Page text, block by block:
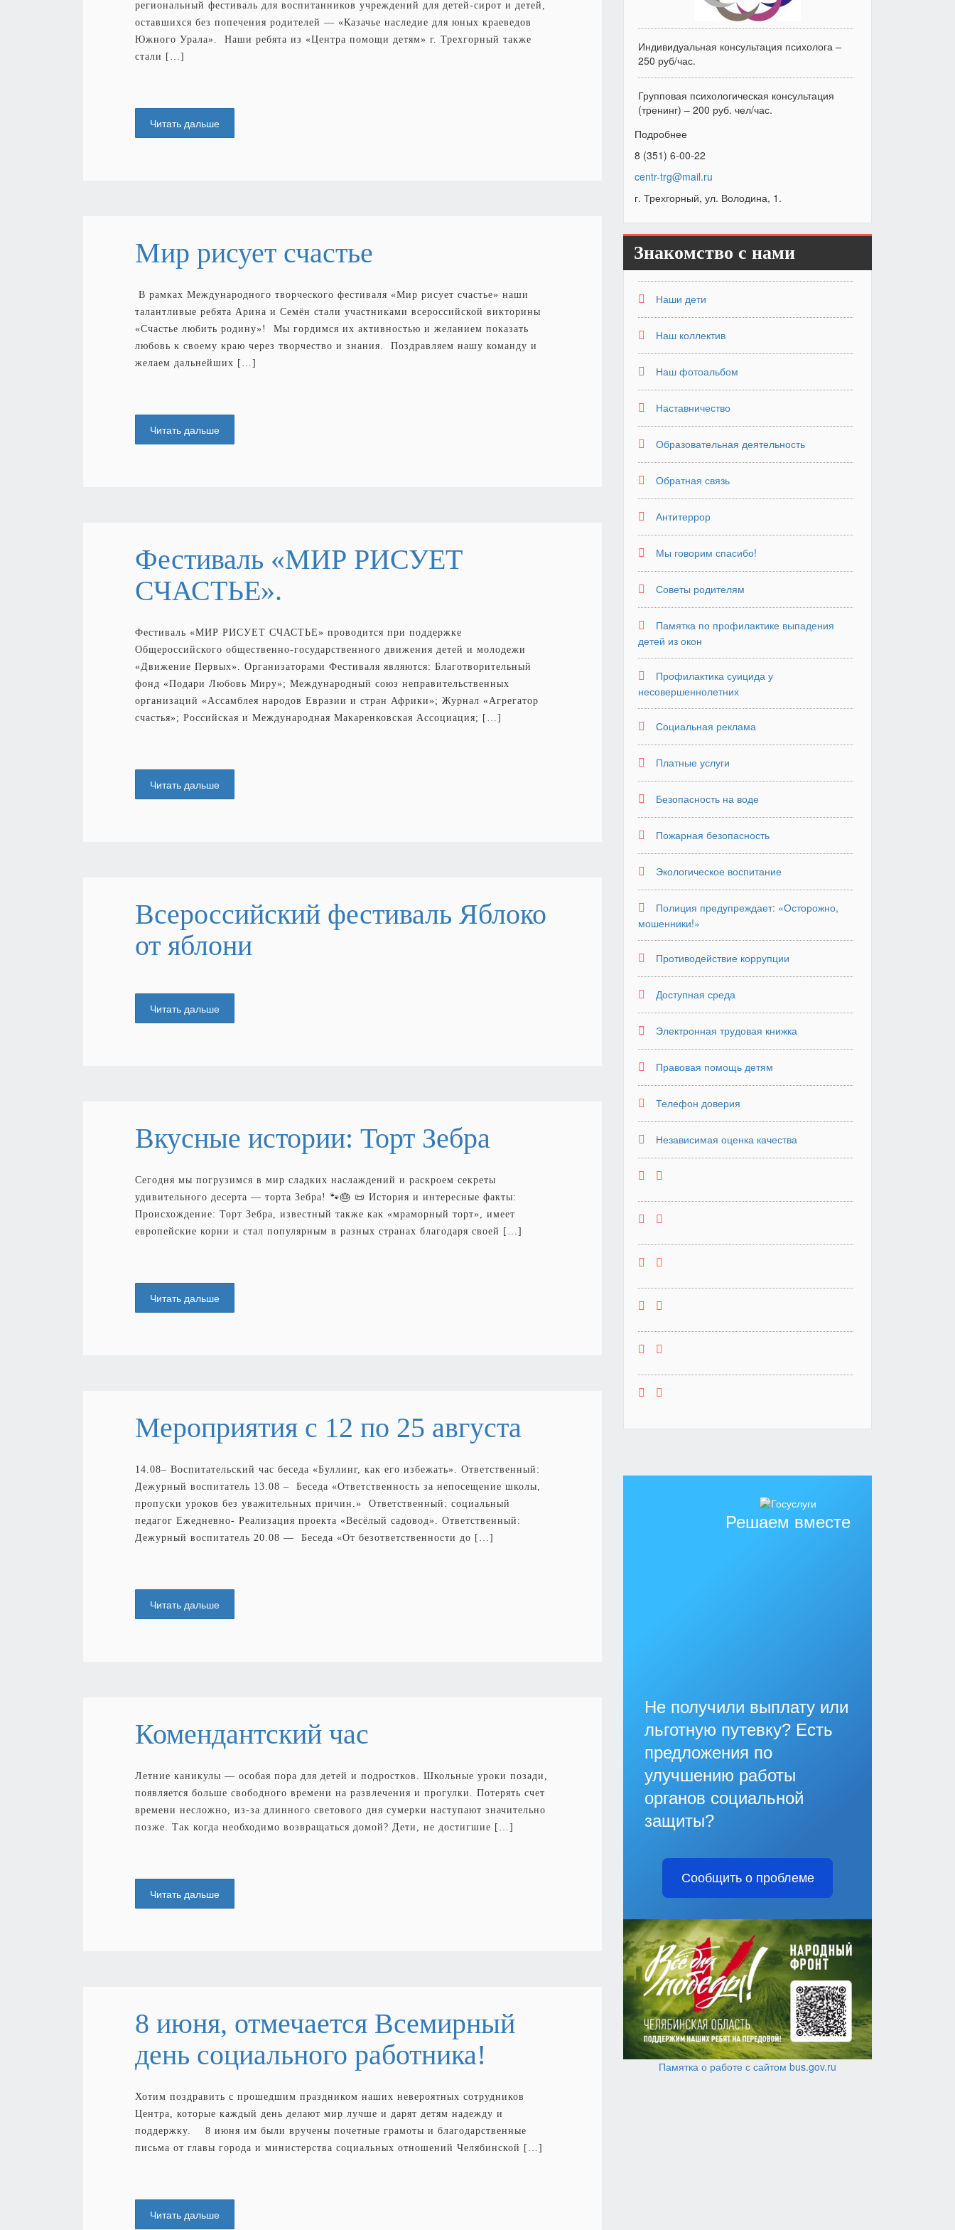
региональный фестиваль для воспитанников учреждений для детей-сирот и детей,
оставшихся без попечения родителей — «Казачье наследие для юных краеведов
Южного Урала». Наши ребята из «Центра помощи детям» г. Трехгорный также
стали […]
Читать дальше
Мир рисует счастье
В рамках Международного творческого фестиваля «Мир рисует счастье» наши
талантливые ребята Арина и Семён стали участниками всероссийской викторины
«Счастье любить родину»! Мы гордимся их активностью и желанием показать
любовь к своему краю через творчество и знания. Поздравляем нашу команду и
желаем дальнейших […]
Читать дальше
Фестиваль «МИР РИСУЕТ
СЧАСТЬЕ».
Фестиваль «МИР РИСУЕТ СЧАСТЬЕ» проводится при поддержке
Общероссийского общественно-государственного движения детей и молодежи
«Движение Первых». Организаторами Фестиваля являются: Благотворительный
фонд «Подари Любовь Миру»; Международный союз неправительственных
организаций «Ассамблея народов Евразии и стран Африки»; Журнал «Агрегатор
счастья»; Российская и Международная Макаренковская Ассоциация; […]
Читать дальше
Всероссийский фестиваль Яблоко
от яблони
Читать дальше
Вкусные истории: Торт Зебра
Сегодня мы погрузимся в мир сладких наслаждений и раскроем секреты
удивительного десерта — торта Зебра! 🐾🎂 📜 История и интересные факты:
Происхождение: Торт Зебра, известный также как «мраморный торт», имеет
европейские корни и стал популярным в разных странах благодаря своей […]
Читать дальше
Мероприятия с 12 по 25 августа
14.08– Воспитательский час беседа «Буллинг, как его избежать». Ответственный:
Дежурный воспитатель 13.08 – Беседа «Ответственность за непосещение школы,
пропуски уроков без уважительных причин.» Ответственный: социальный
педагог Ежедневно- Реализация проекта «Весёлый садовод». Ответственный:
Дежурный воспитатель 20.08 — Беседа «От безответственности до […]
Читать дальше
Комендантский час
Летние каникулы — особая пора для детей и подростков. Школьные уроки позади,
появляется больше свободного времени на развлечения и прогулки. Потерять счет
времени несложно, из-за длинного светового дня сумерки наступают значительно
позже. Так когда необходимо возвращаться домой? Дети, не достигшие […]
Читать дальше
8 июня, отмечается Всемирный
день социального работника!
Хотим поздравить с прошедшим праздником наших невероятных сотрудников
Центра, которые каждый день делают мир лучше и дарят детям надежду и
поддержку. 8 июня им были вручены почетные грамоты и благодарственные
письма от главы города и министерства социальных отношений Челябинской […]
Читать дальше
Индивидуальная консультация психолога –
250 руб/час.
Групповая психологическая консультация
(тренинг) – 200 руб. чел/час.
Подробнее
8 (351) 6-00-22
centr-trg@mail.ru
г. Трехгорный, ул. Володина, 1.
Знакомство с нами
Наши дети
Наш коллектив
Наш фотоальбом
Наставничество
Образовательная деятельность
Обратная связь
Антитеррор
Мы говорим спасибо!
Советы родителям
Памятка по профилактике выпадения
детей из окон
Профилактика суицида у
несовершеннолетних
Социальная реклама
Платные услуги
Безопасность на воде
Пожарная безопасность
Экологическое воспитание
Полиция предупреждает: «Осторожно,
мошенники!»
Противодействие коррупции
Доступная среда
Электронная трудовая книжка
Правовая помощь детям
Телефон доверия
Независимая оценка качества
Решаем вместе
Не получили выплату или
льготную путевку? Есть
предложения по
улучшению работы
органов социальной
защиты?
Сообщить о проблеме
Памятка о работе с сайтом bus.gov.ru